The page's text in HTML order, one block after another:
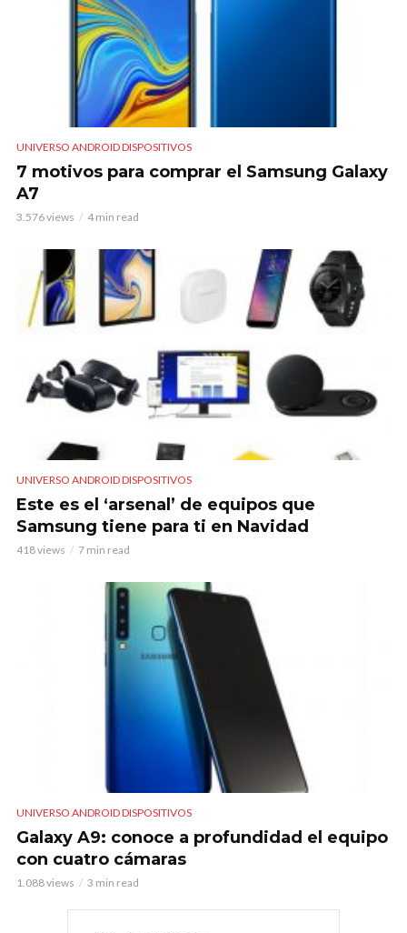
UNIVERSO ANDROID DISPOSITIVOS
7 motivos para comprar el Samsung Galaxy
A7
3.576 views 4 min read
UNIVERSO ANDROID DISPOSITIVOS
Este es el ‘arsenal’ de equipos que
Samsung tiene para ti en Navidad
418 views 7 min read
UNIVERSO ANDROID DISPOSITIVOS
Galaxy A9: conoce a profundidad el equipo
con cuatro cámaras
1.088 views 3 min read